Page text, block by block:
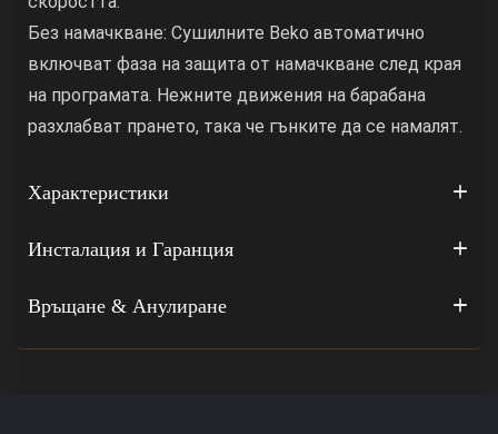
Без намачкване: Сушилните Beko автоматично
включват фаза на защита от намачкване след края
на програмата. Нежните движения на барабана
разхлабват прането, така че гънките да се намалят.
Характеристики
Инсталация и Гаранция
Връщане & Анулиране